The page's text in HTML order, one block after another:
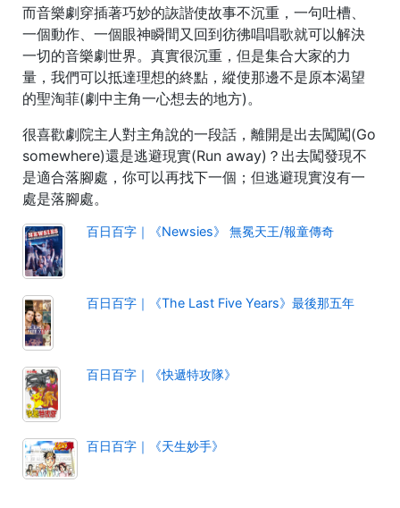
而音樂劇穿插著巧妙的詼諧使故事不沉重，一句吐槽、
一個動作、一個眼神瞬間又回到彷彿唱唱歌就可以解決
一切的音樂劇世界。真實很沉重，但是集合大家的力
量，我們可以抵達理想的終點，縱使那邊不是原本渴望
的聖淘菲(劇中主角一心想去的地方)。
很喜歡劇院主人對主角說的一段話，離開是出去闖闖(Go
somewhere)還是逃避現實(Run away)？出去闖發現不
是適合落腳處，你可以再找下一個；但逃避現實沒有一
處是落腳處。
百日百字｜《Newsies》 無冕天王/報童傳奇
百日百字｜《The Last Five Years》最後那五年
百日百字｜《快遞特攻隊》
百日百字｜《天生妙手》